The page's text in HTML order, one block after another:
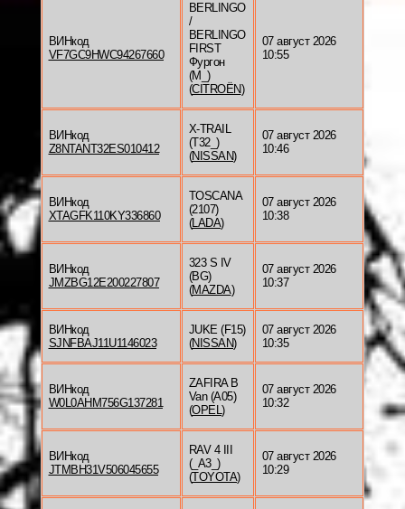
ВИНкод
VF7GC9HWC94267660
BERLINGO
/
BERLINGO
FIRST
Фургон
(M_)
(CITROËN)
07 август 2026
10:55
ВИНкод
Z8NTANT32ES010412
X-TRAIL
(T32_)
(NISSAN)
07 август 2026
10:46
ВИНкод
XTAGFK110KY336860
TOSCANA
(2107)
(LADA)
07 август 2026
10:38
ВИНкод
JMZBG12E200227807
323 S IV
(BG)
(MAZDA)
07 август 2026
10:37
ВИНкод
SJNFBAJ11U1146023
JUKE (F15)
(NISSAN)
07 август 2026
10:35
ВИНкод
W0L0AHM756G137281
ZAFIRA B
Van (A05)
(OPEL)
07 август 2026
10:32
ВИНкод
JTMBH31V506045655
RAV 4 III
(_A3_)
(TOYOTA)
07 август 2026
10:29